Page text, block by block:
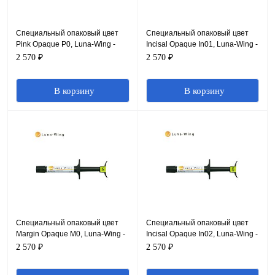
Специальный опаковый цвет
Pink Opaque P0, Luna-Wing -
опаковый композит для
цвета, 2.3 мл
2 570 ₽
Специальный опаковый цвет
Incisal Opaque In01, Luna-Wing -
опаковый композит для
цвета, 2.3 мл
2 570 ₽
Специальный опаковый цвет
Margin Opaque M0, Luna-Wing -
опаковый композит для
цвета, 2.3 мл
2 570 ₽
Специальный опаковый цвет
Incisal Opaque In02, Luna-Wing -
опаковый композит для
цвета, 2.3 мл
2 570 ₽